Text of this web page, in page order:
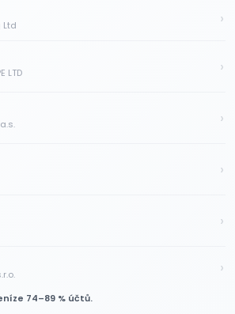
›
LTD ›
›
›
›
›
74–89 % účtů.